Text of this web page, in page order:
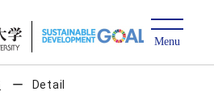
Detail